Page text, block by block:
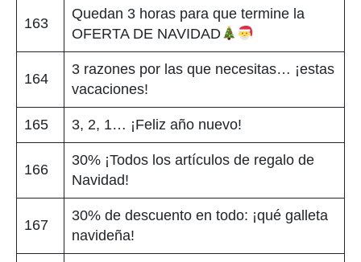
163
Quedan 3 horas para que termine la
OFERTA DE NAVIDAD
164
3 razones por las que necesitas… ¡estas
vacaciones!
165 3, 2, 1… ¡Feliz año nuevo!
166
30% ¡Todos los artículos de regalo de
Navidad!
167
30% de descuento en todo: ¡qué galleta
navideña!